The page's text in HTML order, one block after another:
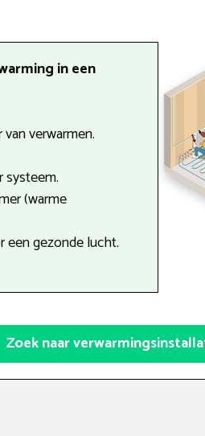
in een
verwarmen.
systeem.
(warme
een gezonde lucht.
Zoek naar